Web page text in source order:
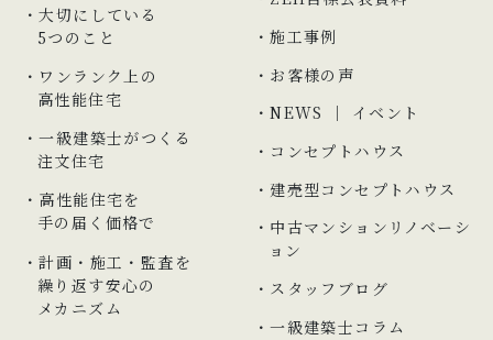
大切にしている
5つのこと
ワンランク上の
高性能住宅
一級建築士がつくる
注文住宅
高性能住宅を
手の届く価格で
計画・施工・監査を
繰り返す安心の
メカニズム
施工事例
お客様の声
NEWS ｜ イベント
コンセプトハウス
建売型コンセプトハウス
中古マンションリノベーシ
ョン
スタッフブログ
一級建築士コラム